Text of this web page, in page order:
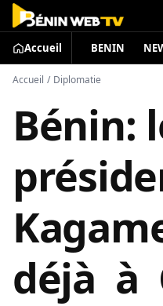
Accueil BENIN
Accueil / Diplomatie
Bénin:
déjà à